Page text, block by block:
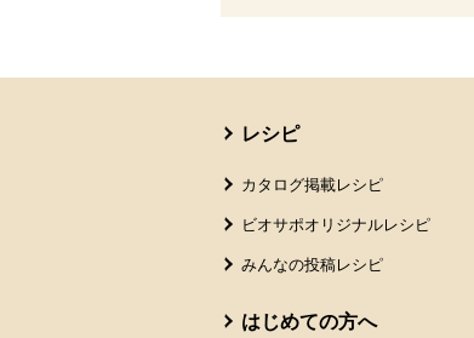
レシピ
カタログ掲載レシピ
ビオサポオリジナルレシピ
みんなの投稿レシピ
はじめての方へ